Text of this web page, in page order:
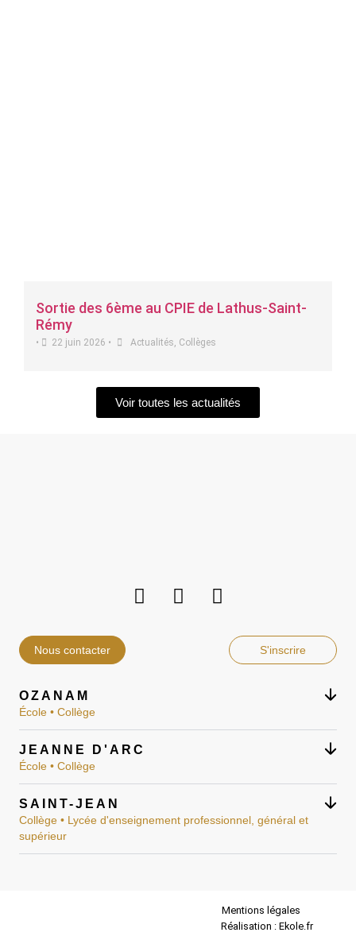
Sortie des 6ème au CPIE de Lathus-Saint-
Rémy
• 22 juin 2026 • Actualités, Collèges
Voir toutes les actualités
Nous contacter S'inscrire
OZANAM
École • Collège
JEANNE D'ARC
École • Collège
SAINT-JEAN
Collège • Lycée d'enseignement professionnel, général et
supérieur
Mentions légales
Réalisation : Ekole.fr